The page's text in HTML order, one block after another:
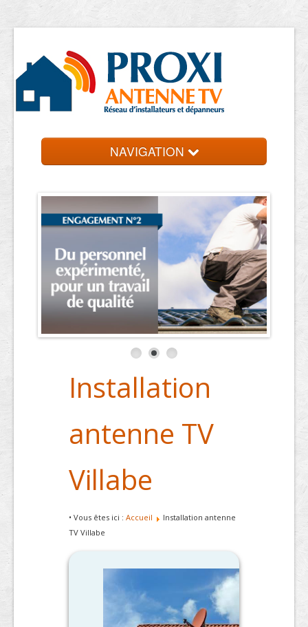
NAVIGATION
Installation
antenne TV
Villabe
• Vous êtes ici : Accueil
Installation antenne
TV Villabe